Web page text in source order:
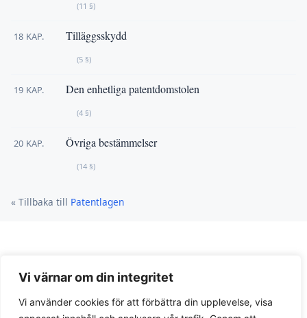
Vi värnar om din integritet
Vi använder cookies för att förbättra din upplevelse, visa
(11 §)
18 KAP. Tilläggsskydd
(5 §)
19 KAP. Den enhetliga patentdomstolen
(4 §)
20 KAP. Övriga bestämmelser
(14 §)
« Tillbaka till Patentlagen